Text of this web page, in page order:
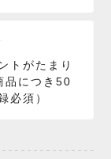
トがたまり
品につき50
必須）